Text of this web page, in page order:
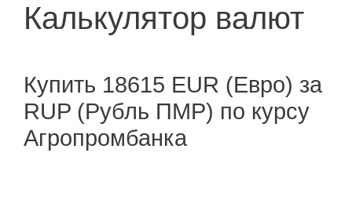
Калькулятор валют
Купить 18615 EUR (Евро) за
RUP (Рубль ПМР) по курсу
Агропромбанка